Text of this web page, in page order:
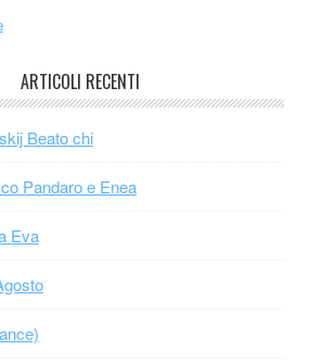
ARTICOLI RECENTI
Beato chi
Pandaro e Enea
Eva